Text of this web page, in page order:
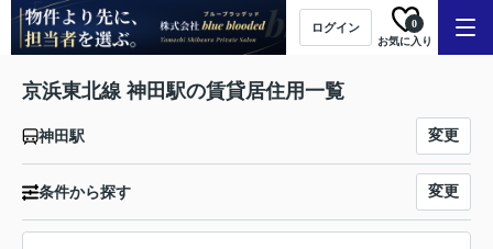
ログイン
お気に入り
0
京浜東北線 神田駅の賃貸居住用一覧
神田駅 変更
条件から探す 変更